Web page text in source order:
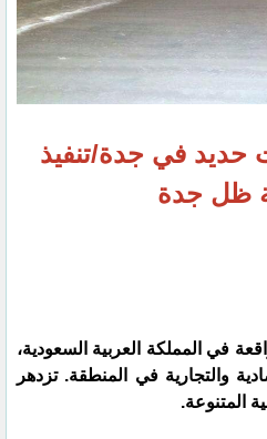
حديد في جدة/تنفيذ
ظل جدة
في المملكة العربية السعودية،
والتجارية في المنطقة. تزدهر
المتنوعة.